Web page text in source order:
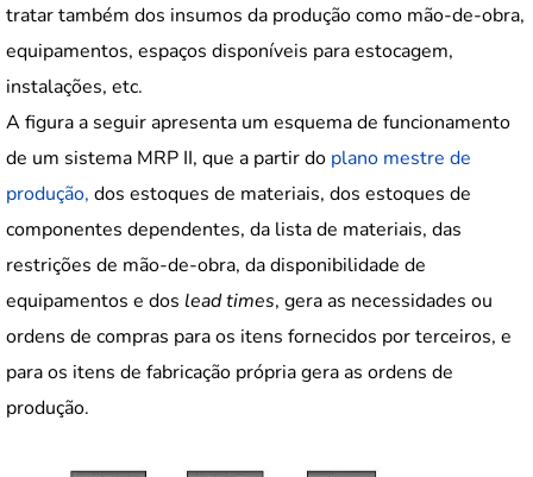
tratar também dos insumos da produção como mão-de-obra,
equipamentos, espaços disponíveis para estocagem,
instalações, etc.
A figura a seguir apresenta um esquema de funcionamento
de um sistema MRP II, que a partir do plano mestre de
produção, dos estoques de materiais, dos estoques de
componentes dependentes, da lista de materiais, das
restrições de mão-de-obra, da disponibilidade de
equipamentos e dos lead times, gera as necessidades ou
ordens de compras para os itens fornecidos por terceiros, e
para os itens de fabricação própria gera as ordens de
produção.